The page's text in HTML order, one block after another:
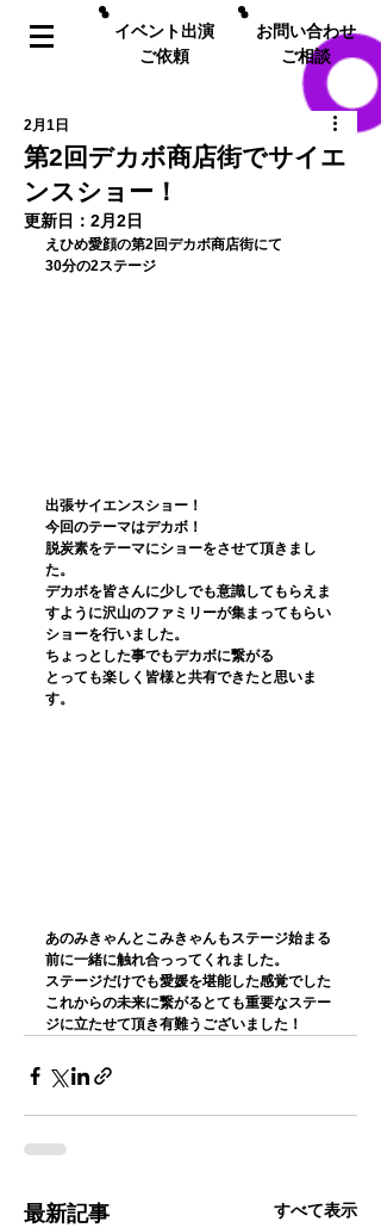
イベント出演
ご依頼
お問い合わせ
ご相談
第2回デカボ商店街でサイエ
ンスショー！
2月1日
更新日： 2月2日
﻿えひめ愛顔の第2回デカボ商店街﻿にて
30分の2ステージ
出張サイエンスショー！
今回のテーマはデカボ！
脱炭素をテーマにショーをさせて頂きまし
た。
デカボを皆さんに少しでも意識してもらえま
すように沢山のファミリーが集まってもらい
ショーを行いました。
ちょっとした事でもデカボに繋がる
とっても楽しく皆様と共有できたと思いま
す。
あのみきゃんとこみきゃんもステージ始まる
前に一緒に触れ合っってくれました。
ステージだけでも愛媛を堪能した感覚でした
これからの未来に繋がるとても重要なステー
ジに立たせて頂き有難うございました！
最新記事 すべて表示